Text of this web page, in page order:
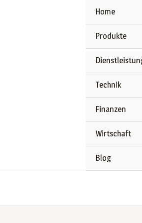
Home
Produkte
Technik
Finanzen
Wirtschaft
Blog